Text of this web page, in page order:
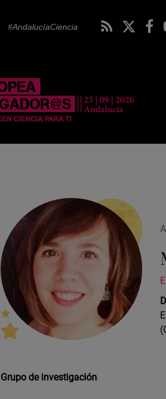
#AndalucíaCiencia
Grupo de investigación